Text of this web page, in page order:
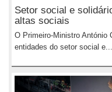
Setor social e
altas sociais
O Primeiro-Ministro António
entidades do setor social e...